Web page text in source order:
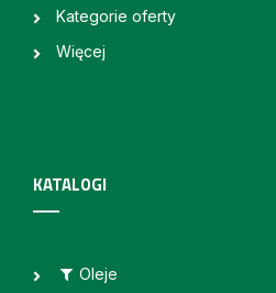
Kategorie oferty
Więcej
KATALOGI
Oleje